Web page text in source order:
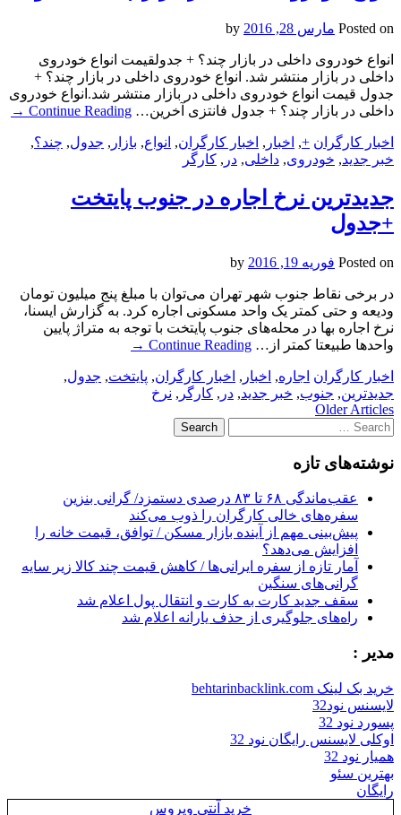
Posted on مارس 28, 2016
انواع خودروی داخلی در بازار چند؟ + جدولقیمت انواع خودروی
داخلی در بازار منتشر شد. انواع خودروی داخلی در بازار چند؟ +
جدول قیمت انواع خودروی داخلی در بازار منتشر شد.انواع خودروی
داخلی در بازار چند؟ + جدول فانتزی آخرین… Continue Reading
→
اخبار کارگران +
, اخبار , اخبار کارگران, انواع, بازار , جدول, چند؟,
خبر جدید, خودروی, داخلی, در , کارگر
جدیدترین نرخ اجاره در جنوب پایتخت
+جدول
Posted on فوریه 19, 2016
در برخی نقاط جنوب شهر تهران می‌توان با مبلغ پنج میلیون تومان
ودیعه و حتی کمتر یک واحد مسکونی اجاره کرد. به گزارش ایسنا،
نرخ اجاره بها در محله‌های جنوب پایتخت با توجه به متراژ پایین
واحدها طبیعتا کمتر از… Continue Reading
→
اخبار کارگران اجاره, اخبار , اخبار کارگران, پایتخت, جدول,
جدیدترین, جنوب, خبر جدید, در , کارگر , نرخ
Post
navigation
Older Articles
Search
for:
نوشته‌های تازه
عقب‌ماندگی ۶۸ تا ۸۳ درصدی دستمزد/ گرانی بنزین
سفره‌های خالی کارگران را ذوب می‌کند
پیش‌بینی مهم از آینده بازار مسکن / توافق، قیمت خانه را
افزایش می‌دهد؟
آمار تازه از سفره ایرانی‌ها / کاهش قیمت چند کالا زیر سایه
گرانی‌های سنگین
سقف جدید کارت به کارت و انتقال پول اعلام شد
راه‌های جلوگیری از حذف یارانه اعلام شد
مدیر :
خرید بک لینک behtarinbacklink.com
لایسنس نود32
پسورد نود 32
اوکلی لایسنس رایگان نود 32
همیار نود 32
بهترین سئو
رایگان
خرید آنتی ویروس